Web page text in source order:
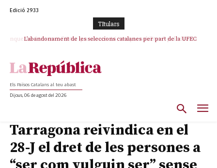
Edició 2933
TItulars
L’abandonament de les seleccions catalanes per part de la UFEC
Els Països Catalans al teu abast
Dijous, 06 de agost del 2026
Tarragona reivindica en el
28-J el dret de les persones a